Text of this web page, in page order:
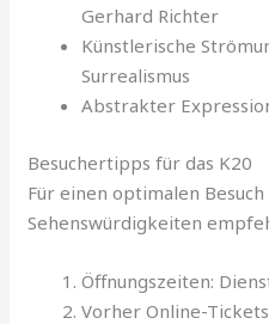
Gerhard Richter
Künstlerische
Surrealismus
Abstrakter
Besuchertipps für das K20
Für einen optimalen
Sehenswürdigkeiten
Öffnungszeiten:
Vorher Online-